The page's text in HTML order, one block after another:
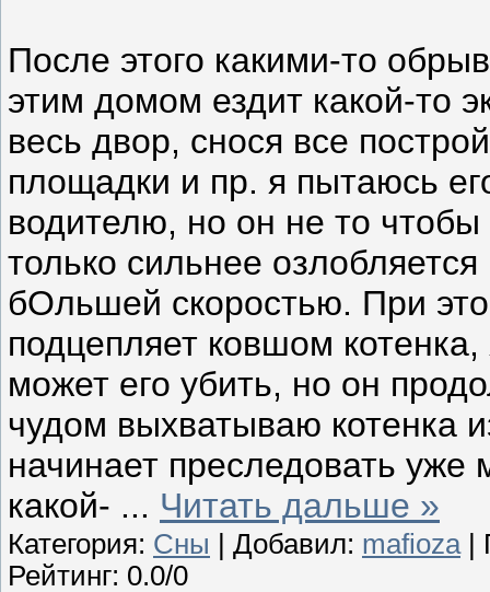
После этого какими-то
этим домом ездит какой-то
весь двор, снося все
площадки и пр. я пытаюсь
водителю, но он не то
только сильнее
бОльшей скоростью. При
подцепляет ковшом
может его убить, но он
чудом выхватываю котенка
начинает преследовать
какой- ... Читать дальше »
Категория: Сны | Добавил: mafioza|
Рейтинг: 0.0/0